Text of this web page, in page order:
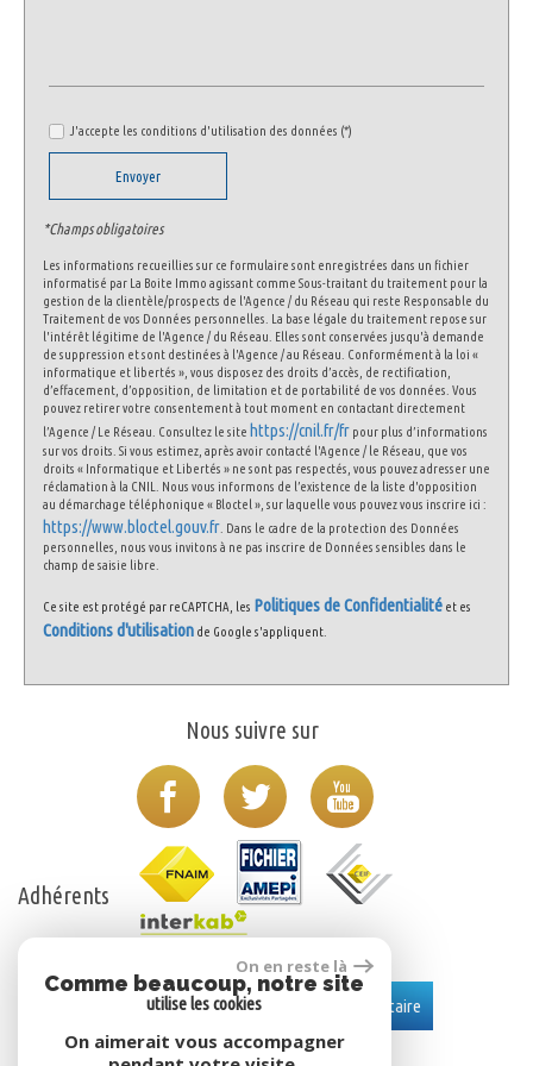
J'accepte les conditions d'utilisation des données (*)
Envoyer
*Champs obligatoires
Les informations recueillies sur ce formulaire sont enregistrées dans un fichier
informatisé par La Boite Immo agissant comme Sous-traitant du traitement pour la
gestion de la clientèle/prospects de l'Agence / du Réseau qui reste Responsable du
Traitement de vos Données personnelles. La base légale du traitement repose sur
l'intérêt légitime de l'Agence / du Réseau. Elles sont conservées jusqu'à demande
de suppression et sont destinées à l'Agence / au Réseau. Conformément à la loi «
informatique et libertés », vous disposez des droits d’accès, de rectification,
d’effacement, d’opposition, de limitation et de portabilité de vos données. Vous
pouvez retirer votre consentement à tout moment en contactant directement
l’Agence / Le Réseau. Consultez le site https://cnil.fr/fr pour plus d’informations
sur vos droits. Si vous estimez, après avoir contacté l'Agence / le Réseau, que vos
droits « Informatique et Libertés » ne sont pas respectés, vous pouvez adresser une
réclamation à la CNIL. Nous vous informons de l’existence de la liste d'opposition
au démarchage téléphonique « Bloctel », sur laquelle vous pouvez vous inscrire ici :
https://www.bloctel.gouv.fr . Dans le cadre de la protection des Données
personnelles, nous vous invitons à ne pas inscrire de Données sensibles dans le
champ de saisie libre.
Ce site est protégé par reCAPTCHA, les Politiques de Confidentialité et es
Conditions d'utilisation de Google s'appliquent.
Nous suivre sur
Adhérents
Se connecter Espace propriétaire
On en reste là
Comme beaucoup, notre site
utilise les cookies
On aimerait vous accompagner